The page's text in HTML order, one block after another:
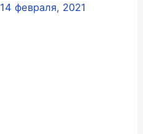
14 февраля, 2021